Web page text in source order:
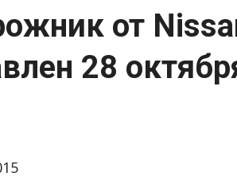
от
28